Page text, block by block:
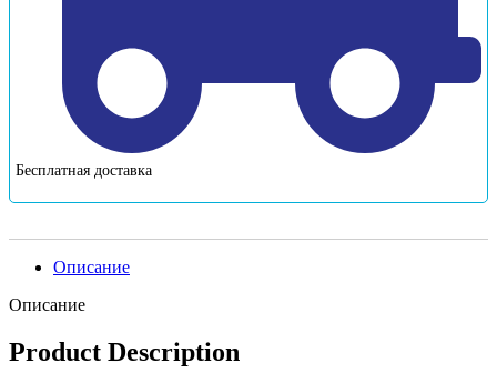
Бесплатная доставка
Описание
Описание
Product Description